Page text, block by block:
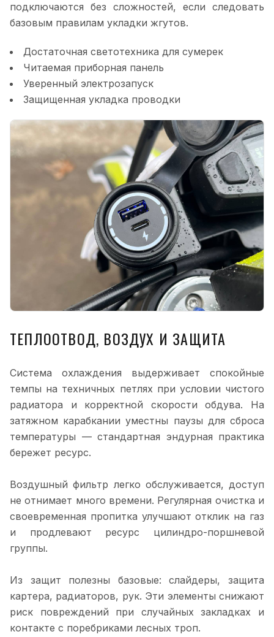
подключаются без сложностей, если следовать
базовым правилам укладки жгутов.
Достаточная светотехника для сумерек
Читаемая приборная панель
Уверенный электрозапуск
Защищенная укладка проводки
ТЕПЛООТВОД, ВОЗДУХ И ЗАЩИТА
Система охлаждения выдерживает спокойные
темпы на техничных петлях при условии чистого
радиатора и корректной скорости обдува. На
затяжном карабкании уместны паузы для сброса
температуры — стандартная эндурная практика
бережет ресурс.
Воздушный фильтр легко обслуживается, доступ
не отнимает много времени. Регулярная очистка и
своевременная пропитка улучшают отклик на газ
и продлевают ресурс цилиндро-поршневой
группы.
Из защит полезны базовые: слайдеры, защита
картера, радиаторов, рук. Эти элементы снижают
риск повреждений при случайных закладках и
контакте с поребриками лесных троп.